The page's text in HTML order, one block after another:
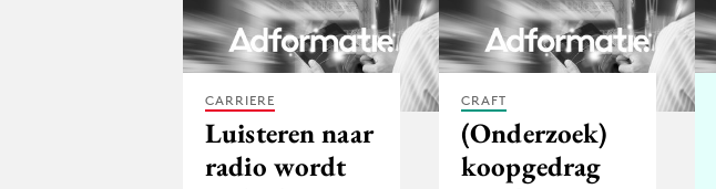
CARRIERE
Luisteren naar
radio wordt
CRAFT
(Onderzoek)
koopgedrag